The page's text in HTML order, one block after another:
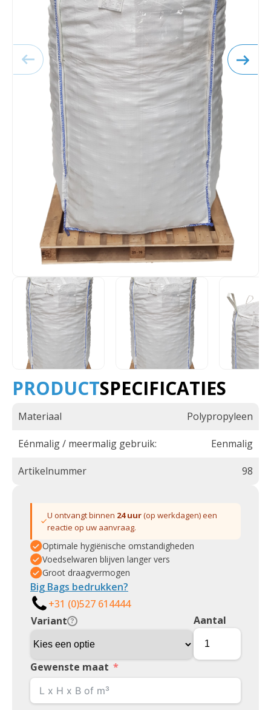
PRODUCTSPECIFICATIES
Materiaal Polypropyleen
Eénmalig / meermalig gebruik: Eenmalig
Artikelnummer 98
U ontvangt binnen 24 uur(op werkdagen) een
reactie op uw aanvraag.
Optimale hygiënische omstandigheden
Voedselwaren blijven langer vers
Groot draagvermogen
Big Bags bedrukken?
+31 (0)527 614444
Variant ? Aantal
Gewenste maat